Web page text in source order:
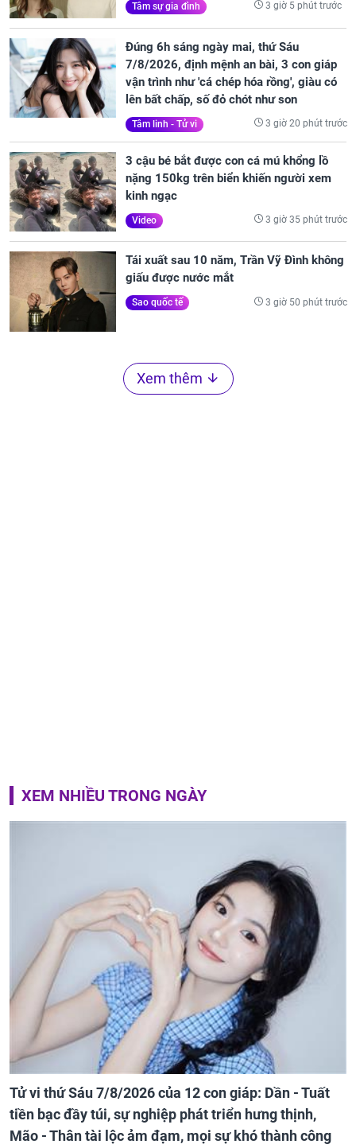
Tâm sự gia đình 3 giờ 5 phút trước
Đúng 6h sáng ngày mai, thứ Sáu
7/8/2026, định mệnh an bài, 3 con giáp
vận trình như 'cá chép hóa rồng', giàu có
lên bất chấp, số đỏ chót như son
Tâm linh - Tử vi 3 giờ 20 phút trước
3 cậu bé bắt được con cá mú khổng lồ
nặng 150kg trên biển khiến người xem
kinh ngạc
Video 3 giờ 35 phút trước
Tái xuất sau 10 năm, Trần Vỹ Đình không
giấu được nước mắt
Sao quốc tế 3 giờ 50 phút trước
Xem thêm
XEM NHIỀU TRONG NGÀY
Tử vi thứ Sáu 7/8/2026 của 12 con giáp: Dần - Tuất
tiền bạc đầy túi, sự nghiệp phát triển hưng thịnh,
Mão - Thân tài lộc ảm đạm, mọi sự khó thành công